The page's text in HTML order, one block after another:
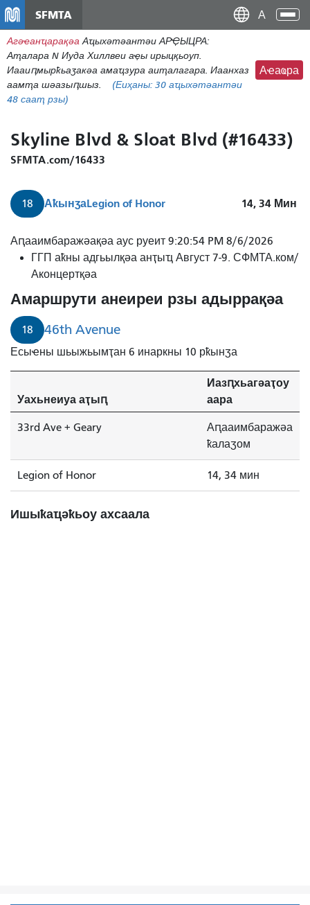
контенидо
адиректор
SFMTA
Агәҽанҵарақәа Аҵыхәтәантәи АРҾЫЦРА:
Аҭалара N Иуда Хиллвеи аҿы ирыцқьоуп.
Иааиԥмырҟьаӡакәа амаҵзура аиҭалагара. Иаанхаз
аамҭа шәазыԥшыз.
(Еиҳаны: 30 аҵыхәтәантәи
48 сааҭ рзы)
Аҽаҩра
Skyline Blvd & Sloat Blvd (#16433)
SFMTA.com/16433
18 АҟынӡаLegion of Honor 14, 34 Мин
Аԥааимбаражәақәа аус руеит 9:20:54 PM 8/6/2026
ГГП аҟны адгьылқәа анҭыҵ Август 7-9. СФМТА.ком/
Аконцертқәа
Амаршрути анеиреи рзы адыррақәа
18 46th Avenue
Есыҽны шьыжьымҭан 6 инаркны 10 рҟынӡа
Уахьнеиуа аҭыԥ
Иазԥхьагәаҭоу
аара
33rd Ave + Geary
Аԥааимбаражәа
ҟалаӡом
Legion of Honor 14, 34 мин
Ишыҟаҵәҟьоу ахсаала